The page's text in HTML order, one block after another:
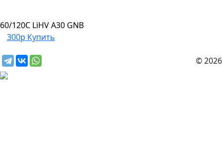
60/120C LiHV A30 GNB
300р Купить
© 2026